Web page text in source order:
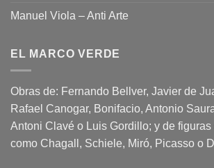
Manuel Viola – Anti Arte
EL MARCO VERDE
Obras de: Fernando Bellver, Javier de
Rafael Canogar, Bonifacio, Antonio
Antoni Clavé o Luis Gordillo; y de
como Chagall, Schiele, Miró, Picasso o